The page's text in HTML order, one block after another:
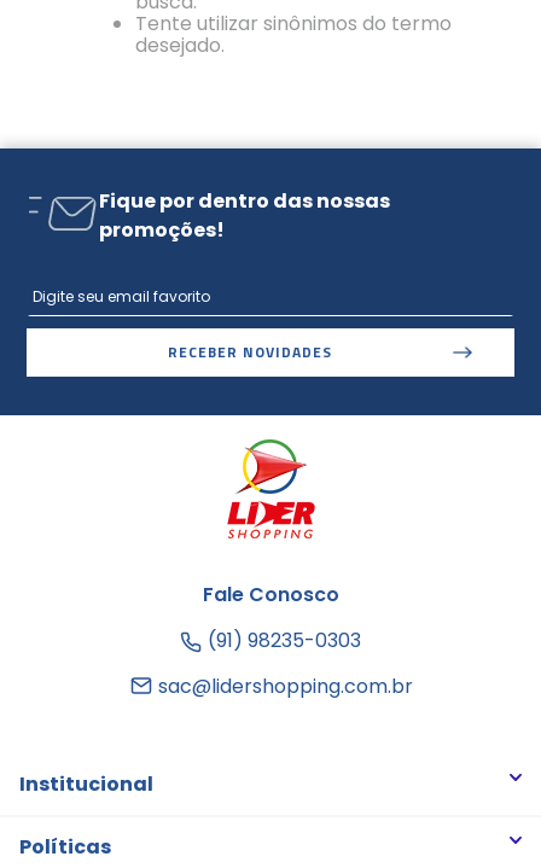
Tente utilizar sinônimos do termo
desejado.
Fique por dentro das nossas
promoções!
RECEBER NOVIDADES
Fale Conosco
(91) 98235-0303
sac@lidershopping.com.br
Institucional
Quem somos
Políticas